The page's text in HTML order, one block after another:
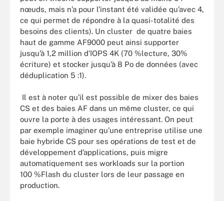
nœuds, mais n’a pour l’instant été validée qu’avec 4,
ce qui permet de répondre à la quasi-totalité des
besoins des clients). Un cluster de quatre baies
haut de gamme AF9000 peut ainsi supporter
jusqu’à 1,2 million d’IOPS 4K (70 %lecture, 30%
écriture) et stocker jusqu’à 8 Po de données (avec
déduplication 5 :1).
Il est à noter qu’il est possible de mixer des baies
CS et des baies AF dans un même cluster, ce qui
ouvre la porte à des usages intéressant. On peut
par exemple imaginer qu’une entreprise utilise une
baie hybride CS pour ses opérations de test et de
développement d’applications, puis migre
automatiquement ses workloads sur la portion
100 %Flash du cluster lors de leur passage en
production.